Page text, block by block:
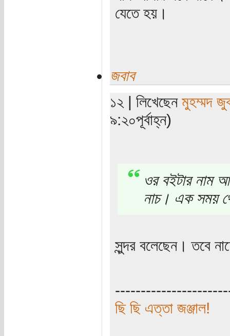
যেতে হয়।
জবাব
১২ | লিখেছেন মুহম্মদ
৯:২০পূর্বাহ্ন)
ওর বইটার নাম
নাচ। এক সময়
সুন্দর বলেছেন। তবে
ছি ছি এত্তা জঞ্জাল!